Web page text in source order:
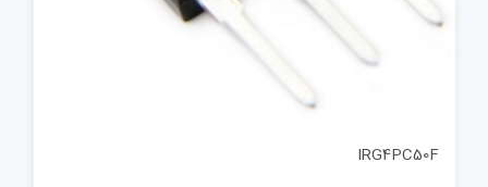
IRG4PC50F